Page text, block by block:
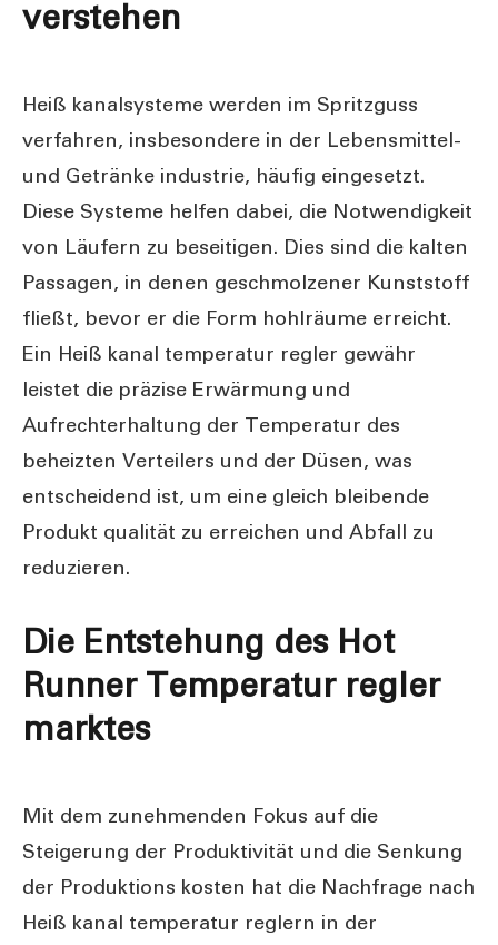
verstehen
Heiß kanalsysteme werden im Spritzguss
verfahren, insbesondere in der Lebensmittel-
und Getränke industrie, häufig eingesetzt.
Diese Systeme helfen dabei, die Notwendigkeit
von Läufern zu beseitigen. Dies sind die kalten
Passagen, in denen geschmolzener Kunststoff
fließt, bevor er die Form hohlräume erreicht.
Ein Heiß kanal temperatur regler gewähr
leistet die präzise Erwärmung und
Aufrechterhaltung der Temperatur des
beheizten Verteilers und der Düsen, was
entscheidend ist, um eine gleich bleibende
Produkt qualität zu erreichen und Abfall zu
reduzieren.
Die Entstehung des Hot
Runner Temperatur regler
marktes
Mit dem zunehmenden Fokus auf die
Steigerung der Produktivität und die Senkung
der Produktions kosten hat die Nachfrage nach
Heiß kanal temperatur reglern in der